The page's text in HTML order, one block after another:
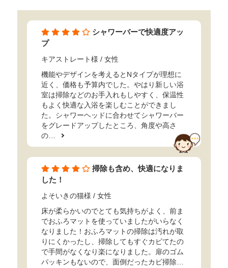
シャワーバーで快適度アッ
プ
キアストレート様 / 女性
機能やデザインを考えるとNタイプが理想に
近く、価格も予算内でした。やはり新しい浴
室は掃除などのお手入れもしやすく、保温性
もよく快適な入浴を楽しむことができまし
た。シャワーヘッドに合わせてシャワーバー
をグレードアップしたところ、角度や高さ
の…
掃除も含め、快適になりま
した！
よそいきの猫様 / 女性
床が柔らかいのでとても気持ちがよく、前ま
でおふろマットを使っていましたがいらなく
なりました！おふろマットの掃除は汚れが取
りにくかったし、掃除してもすぐカビてたの
で手間がなくなり楽になりました。扉のゴム
パッキンもないので、面倒だったカビ掃除…